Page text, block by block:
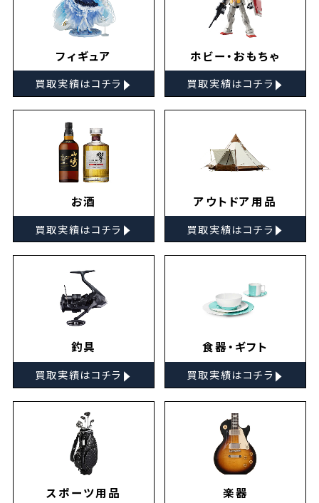
フィギュア
買取実績はコチラ ▸
ホビー・おもちゃ
買取実績はコチラ ▸
お酒
買取実績はコチラ ▸
アウトドア用品
買取実績はコチラ ▸
釣具
買取実績はコチラ ▸
食器・ギフト
買取実績はコチラ ▸
スポーツ用品 楽器